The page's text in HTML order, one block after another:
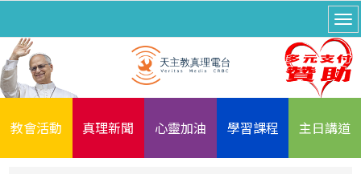
教會活動 真理新聞 心靈加油 學習課程 主日講道